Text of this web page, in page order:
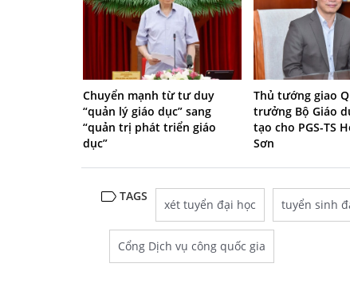
Chuyển mạnh từ tư duy
“quản lý giáo dục” sang
“quản trị phát triển giáo
dục”
Thủ tướng giao
trưởng Bộ Giáo
tạo cho PGS-TS
Sơn
TAGS
xét tuyển đại học tuyển sinh
Cổng Dịch vụ công quốc gia